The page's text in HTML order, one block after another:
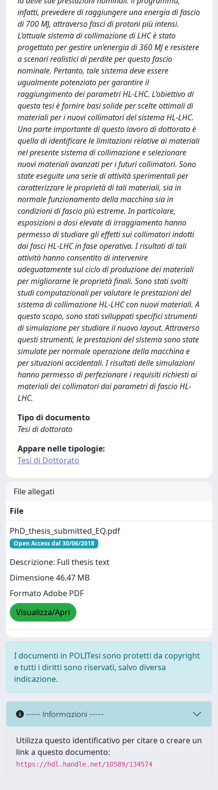
infatti, prevedere di raggiungere una energia di fascio
di 700 MJ, attraverso fasci di protoni più intensi.
L’attuale sistema di collimazione di LHC è stato
progettato per gestire un’energia di 360 MJ e resistere
a scenari realistici di perdite per questo fascio
nominale. Pertanto, tale sistema deve essere
ugualmente potenziato per garantire il
raggiungimento dei parametri HL-LHC. L’obiettivo di
questa tesi è fornire basi solide per scelte ottimali di
materiali per i nuovi collimatori del sistema HL-LHC.
Una parte importante di questo lavoro di dottorato è
quella di identificare le limitazioni relative ai materiali
nel presente sistema di collimazione e selezionare
nuovi materiali avanzati per i futuri collimatori. Sono
state eseguite una serie di attività sperimentali per
caratterizzare le proprietà di tali materiali, sia in
normale funzionamento della macchina sia in
condizioni di fascio più estreme. In particolare,
esposizioni a dosi elevate di irraggiamento hanno
permesso di studiare gli effetti sui collimatori indotti
dai fasci HL-LHC in fase operativa. I risultati di tali
attività hanno consentito di intervenire
adeguatamente sul ciclo di produzione dei materiali
per migliorarne le proprietà finali. Sono stati svolti
studi computazionali per valutare le prestazioni del
sistema di collimazione HL-LHC con nuovi materiali. A
questo scopo, sono stati sviluppati specifici strumenti
di simulazione per studiare il nuovo layout. Attraverso
questi strumenti, le prestazioni del sistema sono state
simulate per normale operazione della macchina e
per situazioni accidentali. I risultati delle simulazioni
hanno permesso di perfezionare i requisiti richiesti ai
materiali dei collimatori dai parametri di fascio HL-
LHC.
Tipo di documento
Tesi di dottorato
Appare nelle tipologie:
Tesi di Dottorato
File allegati
File
PhD_thesis_submitted_EQ.pdf
Open Access dal 30/06/2018
Descrizione: Full thesis text
Dimensione 46.47 MB
Formato Adobe PDF
Visualizza/Apri
I documenti in POLITesi sono protetti da copyright
e tutti i diritti sono riservati, salvo diversa
indicazione.
----- Informazioni -----
Utilizza questo identificativo per citare o creare un
link a questo documento:
https://hdl.handle.net/10589/134574